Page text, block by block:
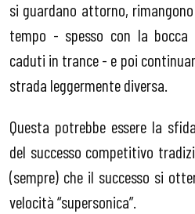
si guardano attorno,
tempo - spesso con la bocca
caduti in trance - e poi
strada leggermente diversa.
Questa potrebbe essere la
del successo competitivo
(sempre) che il successo si
velocità “supersonica”.